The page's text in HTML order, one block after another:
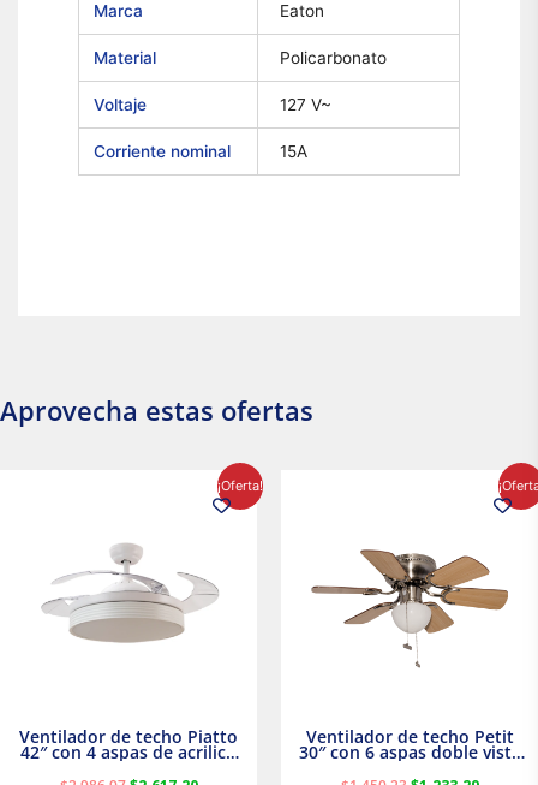
Marca Eaton
Material Policarbonato
Voltaje 127 V~
Corriente nominal 15A
Aprovecha estas ofertas
¡Oferta!
Ventilador de techo Piatto
42″ con 4 aspas de acrilico
transparente
$2,986.97.
precio
actual
Ventilador de techo Petit
30″ con 6 aspas doble vista
Satinado Masterfan
$1,450.23.
precio
actual